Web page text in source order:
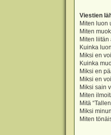
Viestien
Miten luon
Miten
Miten
Kuinka
Miksi en
Kuinka
Miksi en
Miksi en
Miksi sain
Miten
Mitä
Miksi
Miten